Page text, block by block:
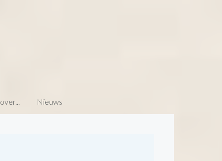
Nieuws